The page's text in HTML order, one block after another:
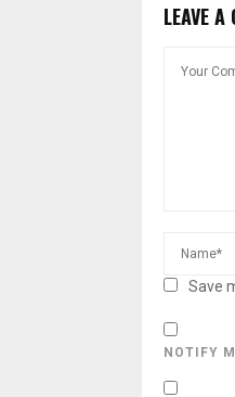
LEAVE A
Save
NOTIFY